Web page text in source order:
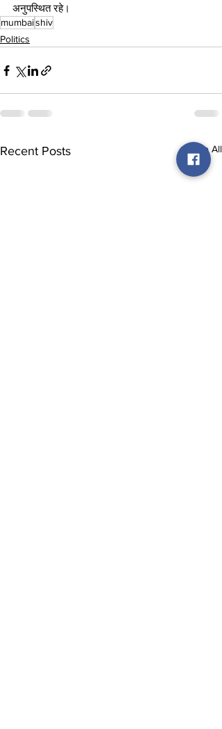
अनुपस्थित रहे।
mumbaishiv
Politics
Recent Posts See All